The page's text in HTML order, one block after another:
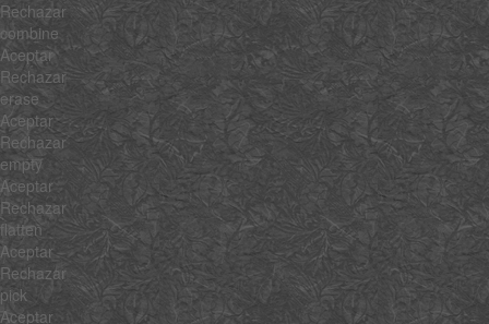
Rechazar
combine
Aceptar
Rechazar
erase
Aceptar
Rechazar
empty
Aceptar
Rechazar
flatten
Aceptar
Rechazar
pick
Aceptar